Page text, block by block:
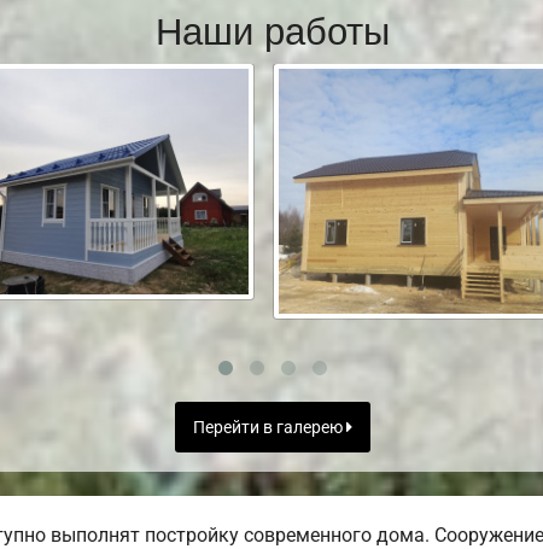
Наши работы
Перейти в галерею
выполнят постройку современного дома.